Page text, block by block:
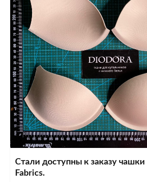
Стали доступны к заказу чашки
Fabrics.